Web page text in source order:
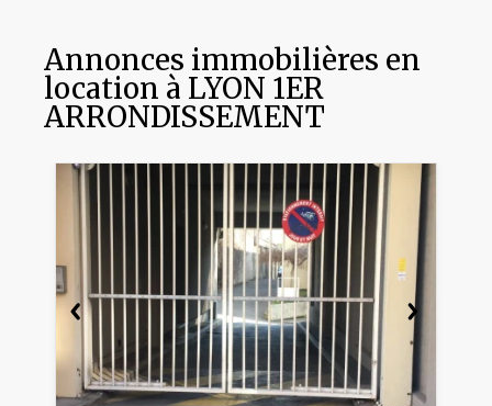
Annonces immobilières en
location à LYON 1ER
ARRONDISSEMENT